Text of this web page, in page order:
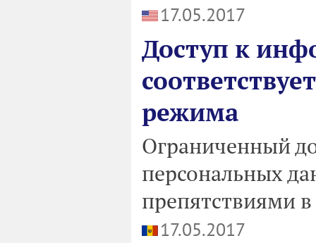
17.05.2017
Доступ к
режима
Ограниченный
персональных
препятствиями
17.05.2017